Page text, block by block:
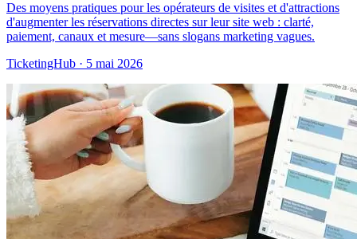
Des moyens pratiques pour les opérateurs de visites et d'attractions
d'augmenter les réservations directes sur leur site web : clarté,
paiement, canaux et mesure—sans slogans marketing vagues.
TicketingHub · 5 mai 2026